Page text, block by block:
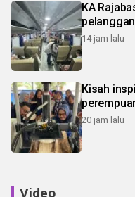
KA
14 jam lalu
Kisah
20 jam lalu
Video